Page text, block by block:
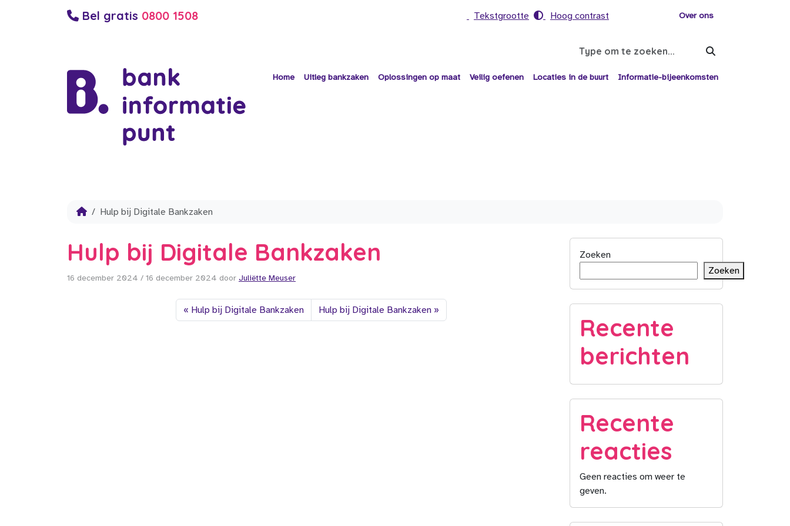
Bel gratis 0800 1508 Tekstgrootte Hoog contrast Over ons
Search
Home Uitleg bankzaken Oplossingen op maat Veilig oefenen Locaties in de buurt Informatie-bijeenkomsten
Hulp bij Digitale Bankzaken
Hulp bij Digitale Bankzaken
16 december 2024 / 16 december 2024 door Juliëtte Meuser
Hulp bij Digitale Bankzaken Hulp bij Digitale Bankzaken
Zoeken
Zoeken
Recente
berichten
Recente
reacties
Geen reacties om weer te
geven.